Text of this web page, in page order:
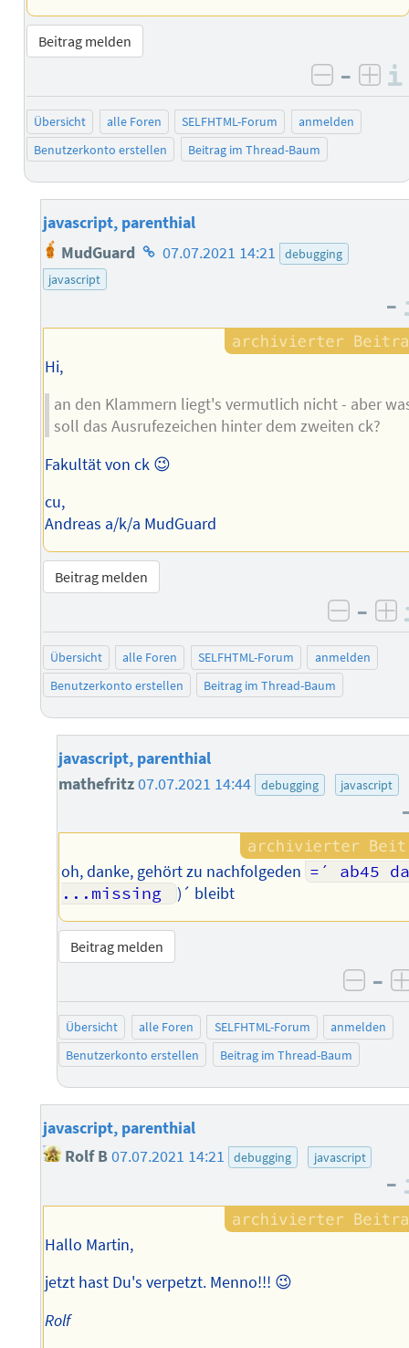
Beitrag melden
negativ
–
Übersicht alle Foren SELFHTML-Forum
anmelden
Benutzerkonto erstellen
Beitrag im Thread-Baum
javascript, parenthial
MudGuard Homepage
07.07.2021 14:21
debugging
javascript
–
Hi,
an den Klammern liegt's vermutlich nicht - aber
soll das Ausrufezeichen hinter dem zweiten ck?
Fakultät von ck 😉
cu,
Andreas a/k/a MudGuard
Beitrag melden
–
Übersicht alle Foren SELFHTML-Forum
anmelden
Benutzerkonto erstellen
Beitrag im Thread-Baum
javascript, parenthial
mathefritz07.07.2021 14:44 debugging javascript
oh, danke, gehört zu nachfolgeden =´ ab45
...missing
)´ bleibt
Beitrag melden
–
Übersicht alle Foren SELFHTML-Forum
anmelden
Benutzerkonto erstellen
Beitrag im Thread-Baum
javascript, parenthial
Rolf B07.07.2021 14:21 debugging javascript
–
Hallo Martin,
jetzt hast Du's verpetzt. Menno!!! 😉
Rolf